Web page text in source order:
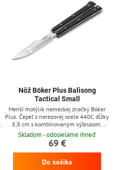
Nôž Böker Plus Balisong
Tactical Small
Menší motýlik nemeckej značky Böker
Plus. Čepeľ z nerezovej ocele 440C dĺžky
8,8 cm s kombinovaným výbrusom.
Črienky rukoväte z G10, klip na
zavesenie z nerezovej ocele.
Skladom - odosielame ihneď
69 €
Do košíka